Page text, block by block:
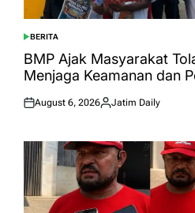
POSTED
IN
BERITA
BMP Ajak Masyarakat
Menjaga Keamanan dan
Posted
August 6, 2026
Posted
Jatim Daily